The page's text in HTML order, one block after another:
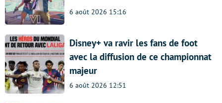
6 août 2026 15:16
Disney+ va ravir les fans de foot
avec la diffusion de ce championnat
majeur
6 août 2026 12:51